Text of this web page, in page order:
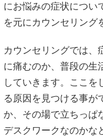
にお悩みの症状につい
を元にカウンセリング
カウンセリングでは、
に痛むのか、普段の生
していきます。ここを
る原因を見つける事が
か、その場で立ちっぱ
デスクワークなのかな